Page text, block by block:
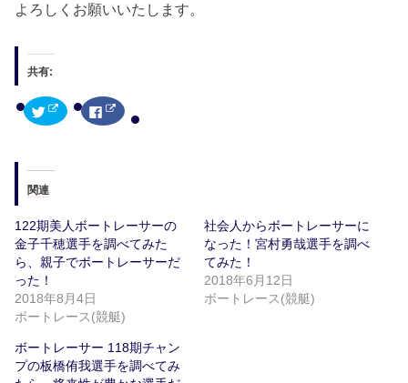
よろしくお願いいたします。
共有:
ク
リ
ッ
T
w
i
t
e
r
で
共
有
(
新
し
い
ウ
ン
ド
ウ
F
c
有
す
る
に
は
ク
し
て
だ
さ
い
関連
122期美人ボートレーサーの
金子千穂選手を調べてみた
ら、親子でボートレーサーだ
った！
2018年8月4日
ボートレース(競艇)
社会人からボートレーサーに
なった！宮村勇哉選手を調べ
てみた！
2018年6月12日
ボートレース(競艇)
ボートレーサー 118期チャン
プの板橋侑我選手を調べてみ